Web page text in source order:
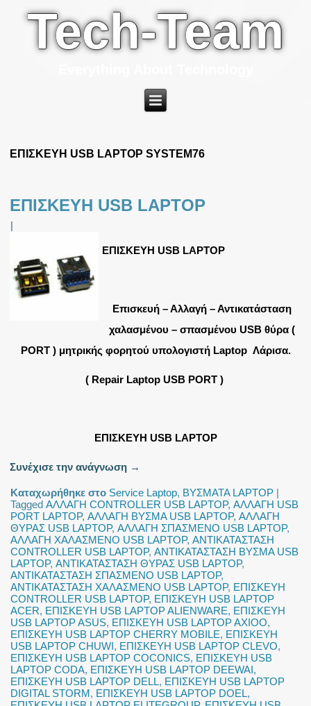
Tech-Team
ΕΠΙΣΚΕΥΗ USB LAPTOP SYSTEM76
ΕΠΙΣΚΕΥΗ USB LAPTOP
|
ΕΠΙΣΚΕΥΗ USB LAPTOP
Επισκευή – Αλλαγή – Αντικατάσταση
χαλασμένου – σπασμένου USB θύρα (
PORT ) μητρικής φορητού υπολογιστή Laptop Λάρισα.
( Repair Laptop USB PORT )
ΕΠΙΣΚΕΥΗ USB LAPTOP
Συνέχισε την ανάγνωση →
Καταχωρήθηκε στο Service Laptop, ΒΥΣΜΑΤΑ LAPTOP |
Tagged ΑΛΛΑΓΗ CONTROLLER USB LAPTOP,ΑΛΛΑΓΗ USB
PORT LAPTOP,ΑΛΛΑΓΗ ΒΥΣΜΑ USB LAPTOP,ΑΛΛΑΓΗ
ΘΥΡΑΣ USB LAPTOP,ΑΛΛΑΓΗ ΣΠΑΣΜΕΝΟ USB LAPTOP,
ΑΛΛΑΓΗ ΧΑΛΑΣΜΕΝΟ USB LAPTOP,ΑΝΤΙΚΑΤΑΣΤΑΣΗ
CONTROLLER USB LAPTOP,ΑΝΤΙΚΑΤΑΣΤΑΣΗ ΒΥΣΜΑ USB
LAPTOP,ΑΝΤΙΚΑΤΑΣΤΑΣΗ ΘΥΡΑΣ USB LAPTOP,
ΑΝΤΙΚΑΤΑΣΤΑΣΗ ΣΠΑΣΜΕΝΟ USB LAPTOP,
ΑΝΤΙΚΑΤΑΣΤΑΣΗ ΧΑΛΑΣΜΕΝΟ USB LAPTOP, ΕΠΙΣΚΕΥΗ
CONTROLLER USB LAPTOP, ΕΠΙΣΚΕΥΗ USB LAPTOP
ACER, ΕΠΙΣΚΕΥΗ USB LAPTOP ALIENWARE, ΕΠΙΣΚΕΥΗ
USB LAPTOP ASUS, ΕΠΙΣΚΕΥΗ USB LAPTOP AXIOO,
ΕΠΙΣΚΕΥΗ USB LAPTOP CHERRY MOBILE, ΕΠΙΣΚΕΥΗ
USB LAPTOP CHUWI, ΕΠΙΣΚΕΥΗ USB LAPTOP CLEVO,
ΕΠΙΣΚΕΥΗ USB LAPTOP COCONICS, ΕΠΙΣΚΕΥΗ USB
LAPTOP CODA, ΕΠΙΣΚΕΥΗ USB LAPTOP DEEWAI,
ΕΠΙΣΚΕΥΗ USB LAPTOP DELL, ΕΠΙΣΚΕΥΗ USB LAPTOP
DIGITAL STORM, ΕΠΙΣΚΕΥΗ USB LAPTOP DOEL,